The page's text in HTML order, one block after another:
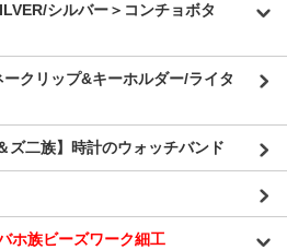
シルバー＞コンチョボタ
クリップ&キーホルダー/ライタ
ズ二族】時計のウォッチバンド
族ビーズワーク細工